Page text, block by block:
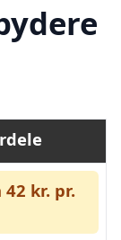
42 kr. pr.